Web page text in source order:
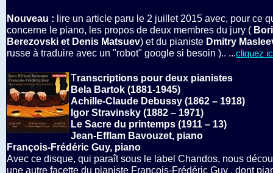
Nouveau : lire un article paru le 2 juillet 2015 avec, pour ce
concerne le piano, les propos de deux membres du jury (
Berezovski et Denis Matsuev) et du pianiste Dmitry
russe à traduire avec un "robot" google si besoin ).. ...cliquez
Transcriptions pour deux pianistes
Bela Bartok (1881-1945)
Achille-Claude Debussy (1862 – 1918)
Igor Stravinsky (1882 – 1971)
Le Sacre du printemps (1911 – 13)
Jean-Efflam Bavouzet, piano
François-Frédéric Guy, piano
Avec ce disque, qui paraît sous le label Chandos, nous
une autre facette du pianiste François-Frédéric Guy , dont